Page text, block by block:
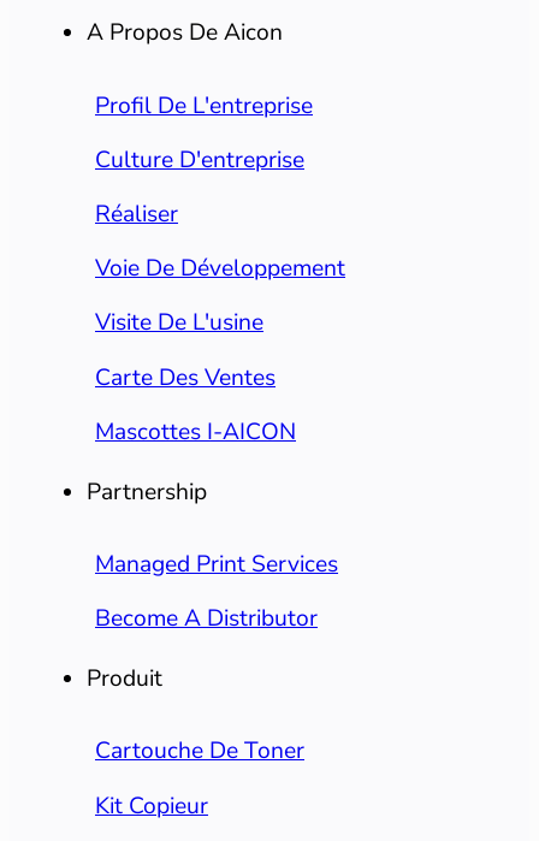
A Propos De Aicon
Profil De L'entreprise
Culture D'entreprise
Réaliser
Voie De Développement
Visite De L'usine
Carte Des Ventes
Mascottes I-AICON
Partnership
Managed Print Services
Become A Distributor
Produit
Cartouche De Toner
Kit Copieur